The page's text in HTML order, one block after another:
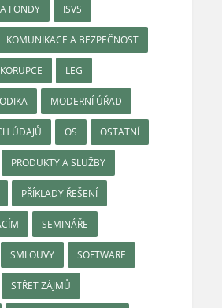
FONDY ISVS
KOMUNIKACE A BEZPEČNOST
KORUPCE LEG
MODERNÍ ÚŘAD
ÚDAJŮ OS OSTATNÍ
PRODUKTY A SLUŽBY
PŘÍKLADY ŘEŠENÍ
SEMINÁŘE
SMLOUVY SOFTWARE
STŘET ZÁJMŮ